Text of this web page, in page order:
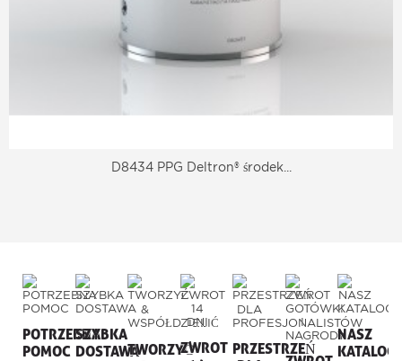
D8434 PPG Deltron® środek...
POTRZEBNA
POMOC
SZYBKA
DOSTAWATWORZYĆZWROT PRZESTRZEŃ
NASZ
KATALOG